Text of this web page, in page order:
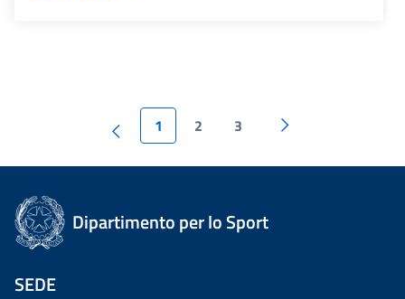
1 2 3
Dipartimento per lo Sport
SEDE